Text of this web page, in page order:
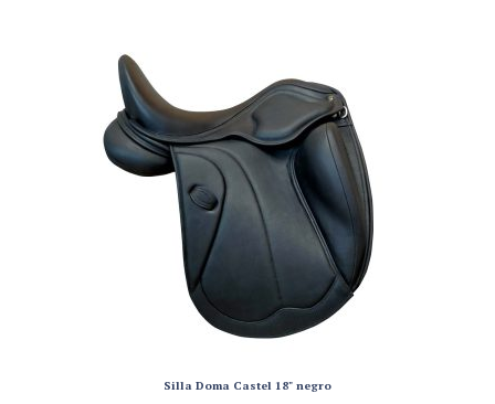
Silla Doma Castel 18" negro